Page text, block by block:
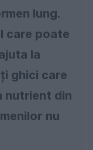
lung.
care poate
la
ghici care
nutrient din
nu